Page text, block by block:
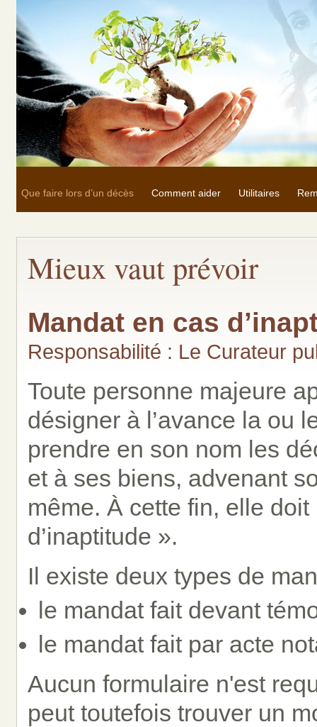
Que faire lors d’un décès Comment aider Utilitaires
Mieux vaut prévoir
Mandat en cas
Responsabilité : Le Curateur
Toute personne majeure
désigner à l’avance la ou
prendre en son nom les
et à ses biens, advenant
même. À cette fin, elle
d’inaptitude ».
Il existe deux types de
le mandat fait devant
le mandat fait par acte
Aucun formulaire n'est
peut toutefois trouver un